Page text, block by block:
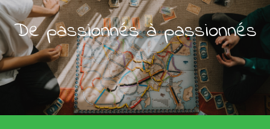
De passionnés à passionnés